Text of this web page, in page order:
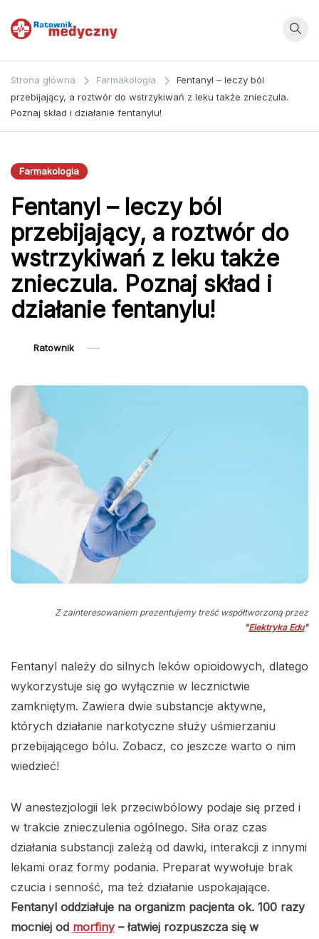
Ratownik
Medyczny
zagadnieniom z
dziedziny
medycyny oraz
ratownictwa
Strona główna Farmakologia
Fentanyl – leczy ból
przebijający, a roztwór do wstrzykiwań z leku także znieczula.
Poznaj skład i działanie fentanylu!
Farmakologia
Fentanyl – leczy ból
przebijający, a roztwór do
wstrzykiwań z leku także
znieczula. Poznaj skład i
działanie fentanylu!
Ratownik
Z zainteresowaniem prezentujemy treść współtworzoną przez
"Elektryka Edu"
Fentanyl należy do silnych leków opioidowych, dlatego
wykorzystuje się go wyłącznie w lecznictwie
zamkniętym. Zawiera dwie substancje aktywne,
których działanie narkotyczne służy uśmierzaniu
przebijającego bólu. Zobacz, co jeszcze warto o nim
wiedzieć!
W anestezjologii lek przeciwbólowy podaje się przed i
w trakcie znieczulenia ogólnego. Siła oraz czas
działania substancji zależą od dawki, interakcji z innymi
lekami oraz formy podania. Preparat wywołuje brak
czucia i senność, ma też działanie uspokajające.
Fentanyl oddziałuje na organizm pacjenta ok. 100 razy
mocniej od morfiny– łatwiej rozpuszcza się w